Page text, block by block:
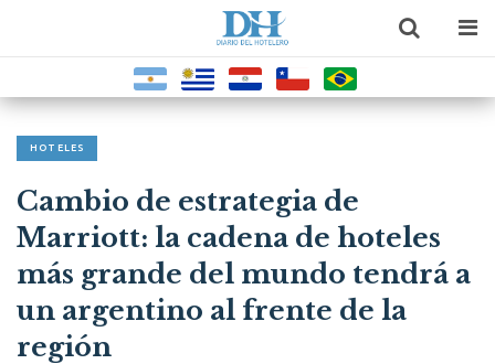
HOTELES
Cambio de estrategia de
Marriott: la cadena de hoteles
más grande del mundo tendrá a
un argentino al frente de la
región